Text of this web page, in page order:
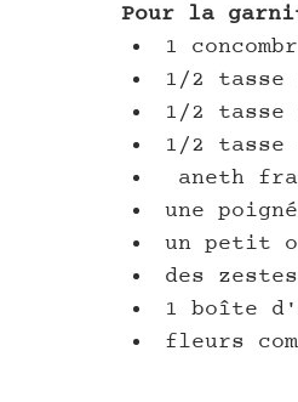
Pour la
1
1/2 tasse
1/2 tasse
1/2 tasse
aneth
une
un petit
des
1 boîte
fleurs